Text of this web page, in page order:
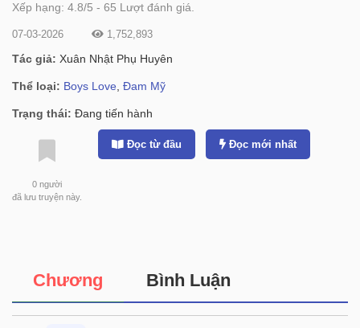
Xếp hạng: 4.8/5 - 65 Lượt đánh giá.
07-03-2026 1,752,893
Tác giả: Xuân Nhật Phụ Huyên
Thể loại: Boys Love Đam Mỹ
Trạng thái: Đang tiến hành
0 người
đã lưu truyện này.
Đọc từ đầu Đọc mới nhất
Chương Bình Luận